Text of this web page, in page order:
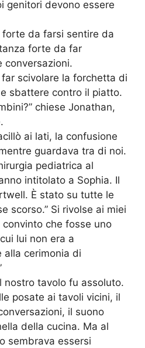
genitori devono essere
da farsi sentire da
forte da far
conversazioni.
scivolare la forchetta di
sbattere contro il piatto.
chiese Jonathan,
ai lati, la confusione
guardava tra di noi.
pediatrica al
intitolato a Sophia. Il
È stato su tutte le
scorso.” Si rivolse ai miei
che fosse uno
lui non era a
alla cerimonia di
nostro tavolo fu assoluto.
posate ai tavoli vicini, il
il suono
della cucina. Ma al
sembrava essersi